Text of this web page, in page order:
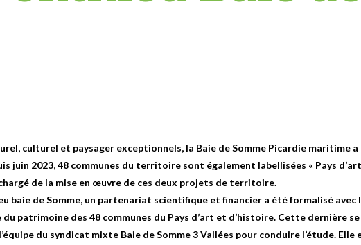
culturel et paysager exceptionnels, la Baie de Somme Picardie maritime
juin 2023, 48 communes du territoire sont également labellisées « Pays
de la mise en œuvre de ces deux projets de territoire.
baie de Somme, un partenariat scientifique et financier a été formalisé avec
patrimoine des 48 communes du Pays d’art et d’histoire. Cette dernière se
du syndicat mixte Baie de Somme 3 Vallées pour conduire l’étude.